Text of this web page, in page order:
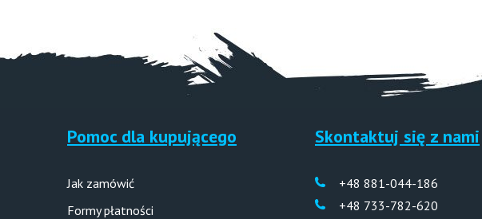
Pomoc dla kupującego
Jak zamówić
Formy płatności
Skontaktuj się z nami
+48 881-044-186
+48 733-782-620